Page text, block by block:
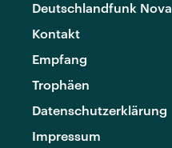
Deutschlandfunk Nova
Kontakt
Empfang
Trophäen
Datenschutzerklärung
Impressum